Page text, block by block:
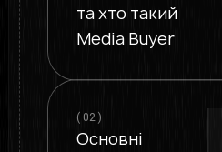
та хто такий
Media Buyer
( 02 )
Основні